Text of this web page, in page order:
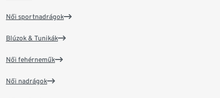
Női sportnadrágok
Blúzok & Tunikák
Női fehérneműk
Női nadrágok